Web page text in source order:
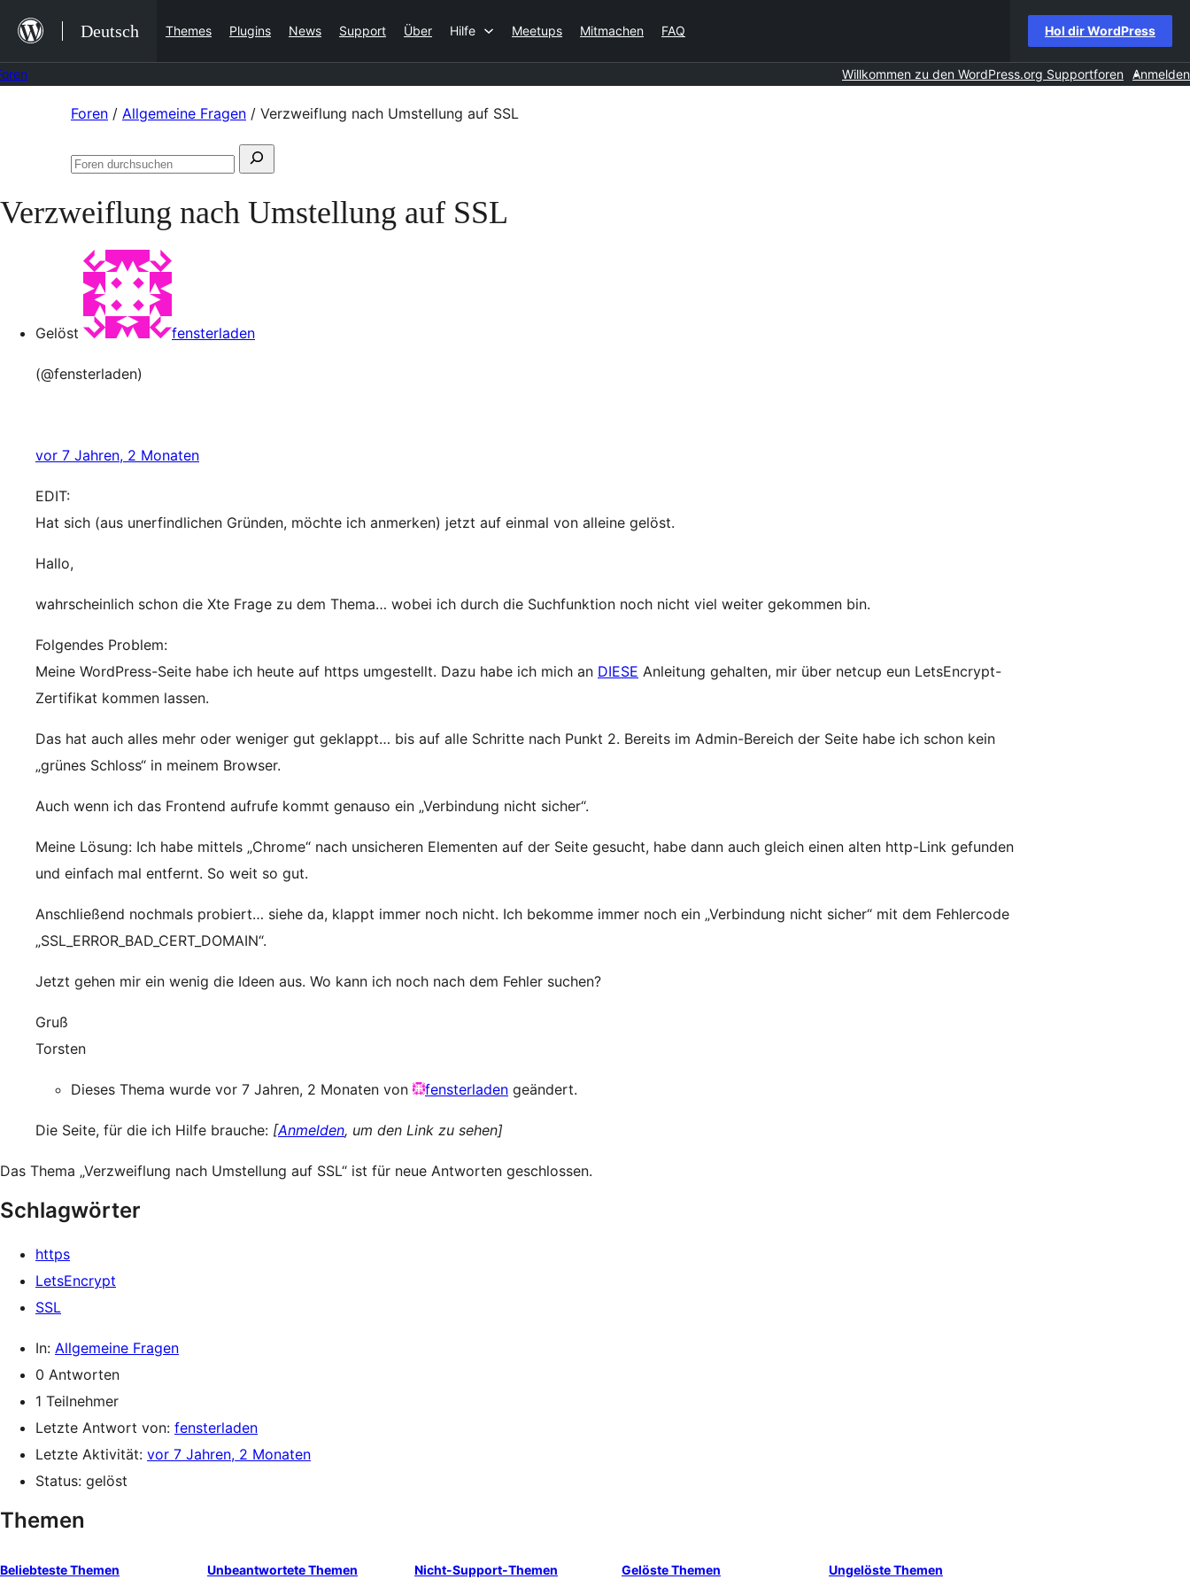
Inhalt
springen
Deutsch Themes Plugins News Support Über Hilfe Meetups Mitmachen FAQ Hol dir WordPress
Willkommen zu den WordPress.org Supportforen Anmelden
Foren / Allgemeine Fragen / Verzweiflung nach Umstellung auf SSL
Suchen
Foren
Verzweiflung nach Umstellung auf SSL
Gelöst fensterladen
(@fensterladen)
vor 7 Jahren, 2 Monaten
EDIT:
Hat sich (aus unerfindlichen Gründen, möchte ich anmerken) jetzt auf einmal von alleine gelöst.
Hallo,
wahrscheinlich schon die Xte Frage zu dem Thema… wobei ich durch die Suchfunktion noch nicht viel weiter gekommen bin.
Folgendes Problem:
Meine WordPress-Seite habe ich heute auf https umgestellt. Dazu habe ich mich an DIESE Anleitung gehalten, mir über netcup eun LetsEncrypt-
Zertifikat kommen lassen.
Das hat auch alles mehr oder weniger gut geklappt… bis auf alle Schritte nach Punkt 2. Bereits im Admin-Bereich der Seite habe ich schon kein
„grünes Schloss“ in meinem Browser.
Auch wenn ich das Frontend aufrufe kommt genauso ein „Verbindung nicht sicher“.
Meine Lösung: Ich habe mittels „Chrome“ nach unsicheren Elementen auf der Seite gesucht, habe dann auch gleich einen alten http-Link gefunden
und einfach mal entfernt. So weit so gut.
Anschließend nochmals probiert… siehe da, klappt immer noch nicht. Ich bekomme immer noch ein „Verbindung nicht sicher“ mit dem Fehlercode
„SSL_ERROR_BAD_CERT_DOMAIN“.
Jetzt gehen mir ein wenig die Ideen aus. Wo kann ich noch nach dem Fehler suchen?
Gruß
Torsten
Dieses Thema wurde vor 7 Jahren, 2 Monaten von fensterladen geändert.
Die Seite, für die ich Hilfe brauche: [Anmelden, um den Link zu sehen]
Das Thema „Verzweiflung nach Umstellung auf SSL“ ist für neue Antworten geschlossen.
Schlagwörter
https
LetsEncrypt
SSL
In: Allgemeine Fragen
0 Antworten
1 Teilnehmer
Letzte Antwort von: fensterladen
Letzte Aktivität: vor 7 Jahren, 2 Monaten
Status: gelöst
Themen
Beliebteste Themen Unbeantwortete Themen Nicht-Support-Themen Gelöste Themen Ungelöste Themen